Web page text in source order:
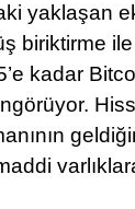
yaklaşan
biriktirme ile
kadar